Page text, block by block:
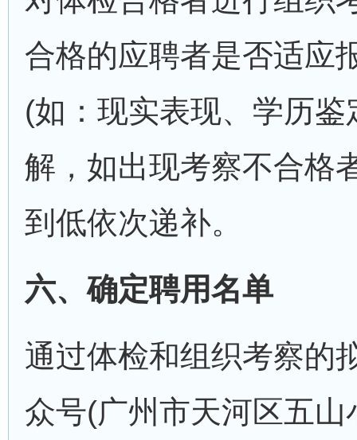
合格的应聘者是否适应
(如：现实表现、学历
解，如出现考察不合格
到低依次递补。
六、确定聘用名单
通过体检和组织考察的
众号(广州市天河区五